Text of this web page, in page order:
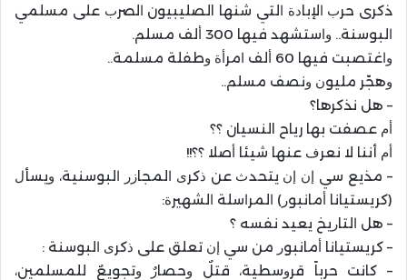
ذكرى حرﺏ ﺍﻹﺑﺎﺩﺓ ﺍﻟﺘﻲ ﺷﻨﻬﺎ الصليبيون ﺍﻟﺼﺮﺏ ﻋﻠﻰ ﻣﺴﻠﻤﻲ
ﺍﻟﺒﻮﺳﻨﺔ.. ﻭﺍﺳﺘﺸﻬﺪ ﻓﻴﻬﺎ 300 ﺃﻟﻒ ﻣﺴﻠﻢ.
ﻭﺍﻏﺘﺼﺒﺖ ﻓﻴﻬﺎ 60 ﺃﻟﻒ ﺍﻣﺮﺃﺓ ﻭﻃﻔﻠﺔ مسلمة..
ﻭﻫﺠّﺮ ﻣﻠﻴﻮﻥ ﻭﻧﺼﻒ مسلم..
– ﻫﻞ نذﻛﺮها؟
ﺃﻡ عصفت بها رياح النسيان ؟؟
ﺃﻡ أننا لا نعرﻑ ﻋﻨﻬﺎ ﺷﻴﺌﺎ ﺃﺻﻼ ؟؟!!
– ﻣﺬﻳﻊ ﺳﻲ ﺇﻥ ﺇﻥ ﻳﺘﺤﺪﺙ ﻋﻦ ﺫﻛﺮﻯ ﺍﻟﻤﺠﺎﺯﺭ ﺍﻟﺒﻮﺳﻨﻴﺔ، ﻭﻳﺴﺄﻝ
(ﻛﺮﻳﺴﺘﻴﺎﻧﺎ ﺃﻣﺎﻧﺒﻮﺭ) ﺍﻟﻤﺮﺍﺳﻠﺔ ﺍﻟﺸﻬﻴﺮﺓ:
– ﻫﻞ ﺍﻟﺘﺎﺭﻳﺦ ﻳﻌﻴﺪ ﻧﻔﺴﻪ ؟
– ﻛﺮﻳﺴﺘﻴﺎﻧﺎ ﺃﻣﺎﻧﺒﻮﺭ ﻣﻦ ﺳﻲ ﺇﻥ ﺗﻌﻠﻖ ﻋﻠﻰ ﺫﻛﺮﻯ ﺍﻟﺒﻮﺳﻨﺔ :
– ﻛﺎﻧﺖ ﺣﺮﺑﺎً ﻗﺮﻭﺳﻄﻴﺔ، ﻗﺘﻞٌ ﻭﺣﺼﺎﺭٌ ﻭﺗﺠﻮﻳﻊٌ للمسلمين،